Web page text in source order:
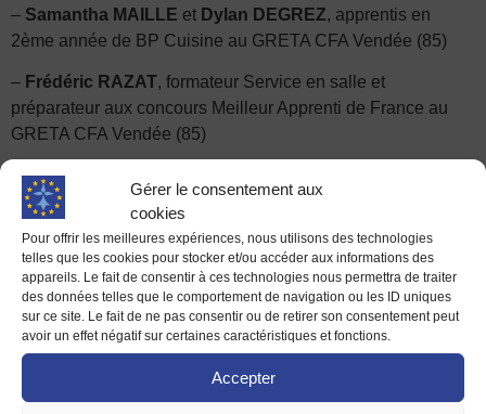
Gérer le consentement aux
cookies
Pour offrir les meilleures expériences, nous utilisons des technologies
telles que les cookies pour stocker et/ou accéder aux informations des
appareils. Le fait de consentir à ces technologies nous permettra de traiter
des données telles que le comportement de navigation ou les ID uniques
sur ce site. Le fait de ne pas consentir ou de retirer son consentement peut
avoir un effet négatif sur certaines caractéristiques et fonctions.
Accepter
– Samantha MAILLE et Dylan DEGREZ, apprentis en
2ème année de BP Cuisine au GRETA CFA Vendée (85)
– Frédéric RAZAT, formateur Service en salle et
préparateur aux concours Meilleur Apprenti de France au
GRETA CFA Vendée (85)
Cliquez sur ce lien sans
attendre (inscription obligatoire
pour recevoir le lien de connexion
Zoom)
:https://forms.gle/
Nombre de places limité : 100
places disponibles.